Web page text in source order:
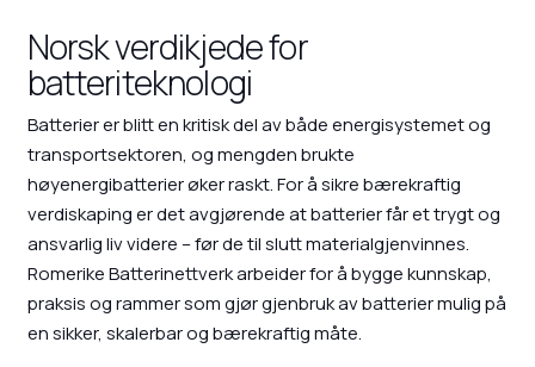
Norsk verdikjede for
batteriteknologi
Batterier er blitt en kritisk del av både energisystemet og
transportsektoren, og mengden brukte
høyenergibatterier øker raskt. For å sikre bærekraftig
verdiskaping er det avgjørende at batterier får et trygt og
ansvarlig liv videre – før de til slutt materialgjenvinnes.
Romerike Batterinettverk arbeider for å bygge kunnskap,
praksis og rammer som gjør gjenbruk av batterier mulig på
en sikker, skalerbar og bærekraftig måte.